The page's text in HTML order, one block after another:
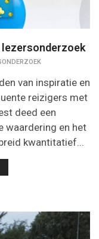
lezersonderzoek
van inspiratie en
reizigers met
deed een
waardering en het
kwantitatief...